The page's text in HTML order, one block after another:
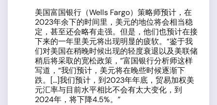
美国富国银行（Wells Fargo）策略师预计，在
2023年余下的时间里，美元的地位将会相当稳
定，甚至还会略有走强。但是，他们也预计在接
下来的一年里美元将出现明显的疲软。“鉴于我
们对美国在稍晚时候出现的轻度衰退以及美联储
稍后将采取的宽松政策，”富国银行分析师这样
写道，“我们预计，美元将在晚些时候逐渐下
跌。[...]我们预计，到2023年年底，贸易加权美
元汇率与目前水平相比不会有太大变化，到
2024年，将下降4.5%。”